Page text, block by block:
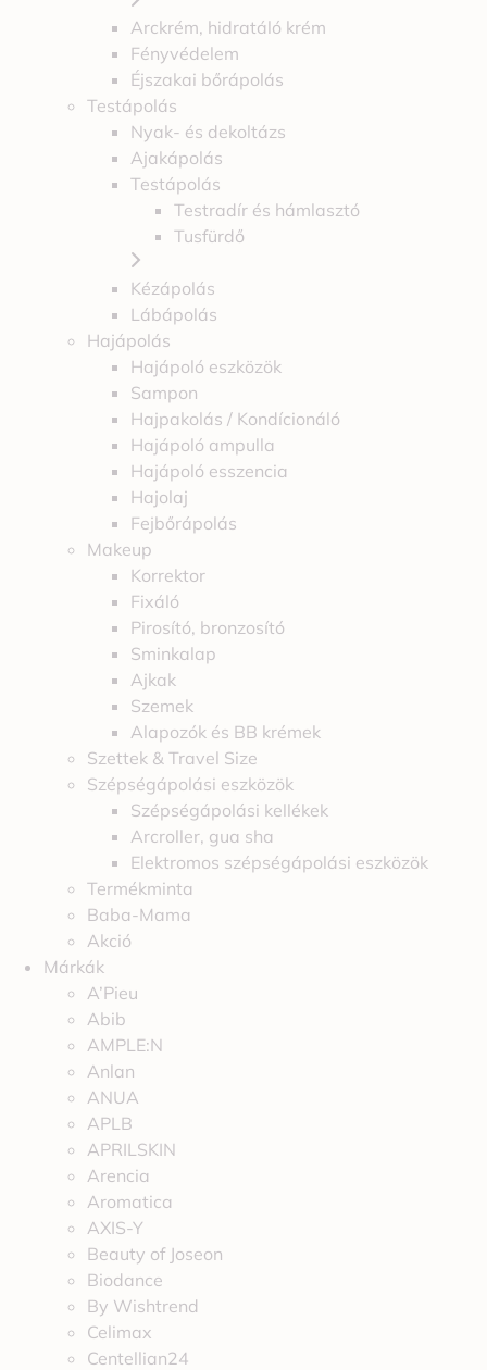
Arckrém, hidratáló krém
Fényvédelem
Éjszakai bőrápolás
Testápolás
Nyak- és dekoltázs
Ajakápolás
Testápolás
Testradír és hámlasztó
Tusfürdő
Kézápolás
Lábápolás
Hajápolás
Hajápoló eszközök
Sampon
Hajpakolás / Kondícionáló
Hajápoló ampulla
Hajápoló esszencia
Hajolaj
Fejbőrápolás
Makeup
Korrektor
Fixáló
Pirosító, bronzosító
Sminkalap
Ajkak
Szemek
Alapozók és BB krémek
Szettek & Travel Size
Szépségápolási eszközök
Szépségápolási kellékek
Arcroller, gua sha
Elektromos szépségápolási eszközök
Termékminta
Baba-Mama
Akció
Márkák
A’Pieu
Abib
AMPLE:N
Anlan
ANUA
APLB
APRILSKIN
Arencia
Aromatica
AXIS-Y
Beauty of Joseon
Biodance
By Wishtrend
Celimax
Centellian24